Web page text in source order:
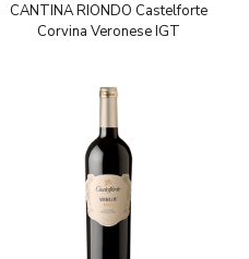
CANTINA RIONDO Castelforte
Corvina Veronese IGT